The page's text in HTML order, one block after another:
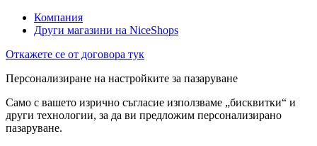
Компания
Други магазини на NiceShops
Откажете се от договора тук
Персонализиране на настройките за пазаруване
Само с вашето изрично съгласие използваме „бисквитки“ и
други технологии, за да ви предложим персонализирано
пазаруване.